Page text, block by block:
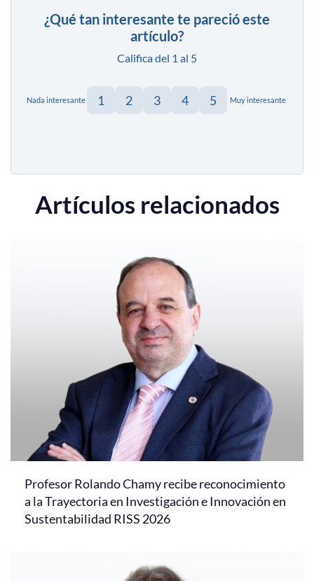
¿Qué tan interesante te pareció este
artículo?
Califica del 1 al 5
Nada interesante 1 2 3 4 5 Muy interesante
Artículos relacionados
Profesor Rolando Chamy recibe reconocimiento
a la Trayectoria en Investigación e Innovación en
Sustentabilidad RISS 2026